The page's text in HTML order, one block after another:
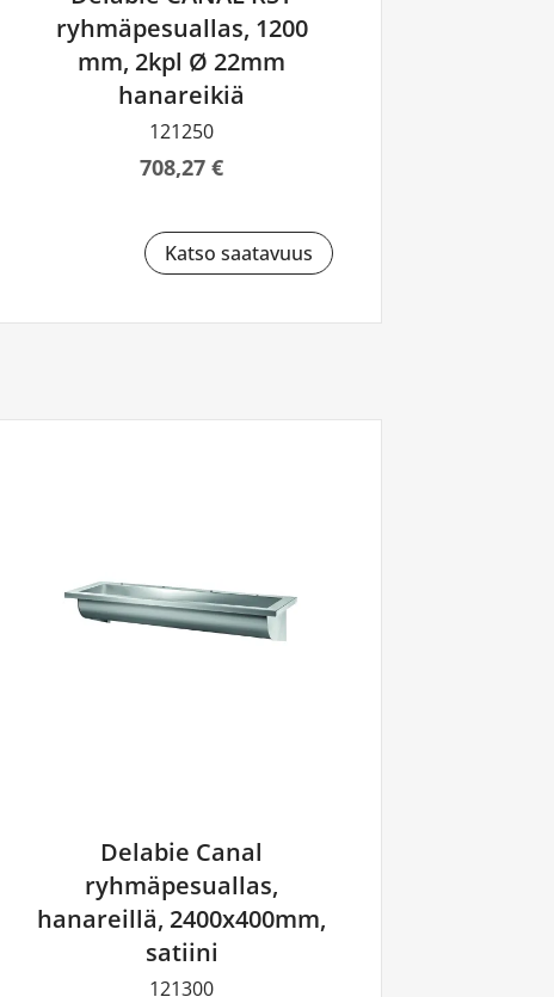
ryhmäpesuallas, 1200
mm, 2kpl Ø 22mm
hanareikiä
121250
708,27 €
Katso saatavuus
Delabie Canal
ryhmäpesuallas,
hanareillä, 2400x400mm,
satiini
121300